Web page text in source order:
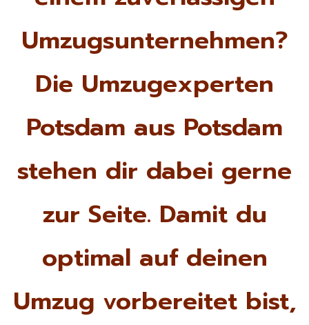
Umzugsunternehmen?
Die Umzugexperten
Potsdam aus Potsdam
stehen dir dabei gerne
zur Seite. Damit du
optimal auf deinen
Umzug vorbereitet bist,